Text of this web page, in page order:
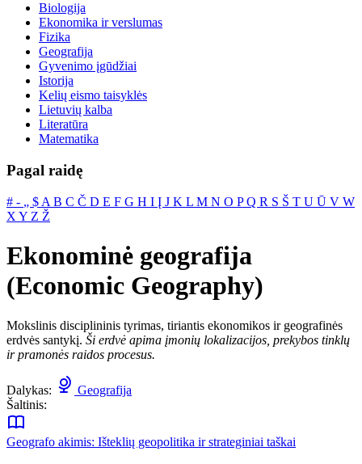
Biologija
Ekonomika ir verslumas
Fizika
Geografija
Gyvenimo įgūdžiai
Istorija
Kelių eismo taisyklės
Lietuvių kalba
Literatūra
Matematika
Pagal raidę
# ‐ „ $ A B C Č D E F G H I Į J K L M N O PQ R S Š T U Ū V W
X Y Z Ž
Ekonominė geografija
(Economic Geography)
Mokslinis disciplininis tyrimas, tiriantis ekonomikos ir geografinės
erdvės santykį. Ši erdvė apima įmonių lokalizacijos, prekybos tinklų
ir pramonės raidos procesus.
Dalykas:
Geografija
Šaltinis:
Geografo akimis: Išteklių geopolitika ir strateginiai taškai